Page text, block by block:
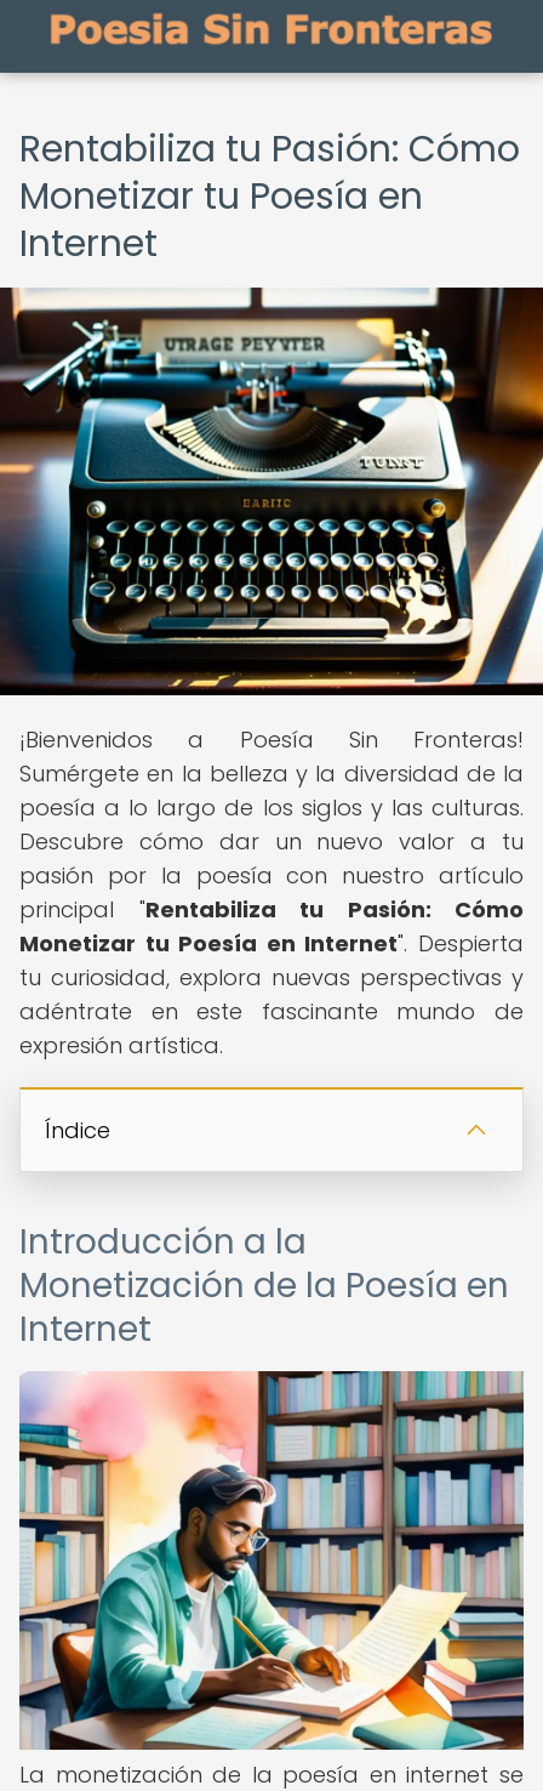
Rentabiliza tu Pasión: Cómo
Monetizar tu Poesía en
Internet
¡Bienvenidos a Poesía Sin Fronteras!
Sumérgete en la belleza y la diversidad de la
poesía a lo largo de los siglos y las culturas.
Descubre cómo dar un nuevo valor a tu
pasión por la poesía con nuestro artículo
principal "Rentabiliza tu Pasión: Cómo
Monetizar tu Poesía en Internet". Despierta
tu curiosidad, explora nuevas perspectivas y
adéntrate en este fascinante mundo de
expresión artística.
Índice
Introducción a la
Monetización de la Poesía en
Internet
La monetización de la poesía en internet se